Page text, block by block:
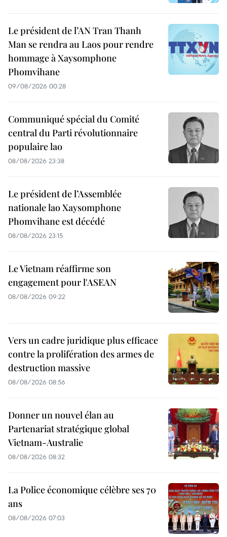
Le président de l’AN Tran Thanh
Man se rendra au Laos pour rendre
hommage à Xaysomphone
Phomvihane
09/08/2026 00:28
Communiqué spécial du Comité
central du Parti révolutionnaire
populaire lao
08/08/2026 23:38
Le président de l’Assemblée
nationale lao Xaysomphone
Phomvihane est décédé
08/08/2026 23:15
Le Vietnam réaffirme son
engagement pour l'ASEAN
08/08/2026 09:22
Vers un cadre juridique plus efficace
contre la prolifération des armes de
destruction massive
08/08/2026 08:56
Donner un nouvel élan au
Partenariat stratégique global
Vietnam-Australie
08/08/2026 08:32
La Police économique célèbre ses 70
ans
08/08/2026 07:03